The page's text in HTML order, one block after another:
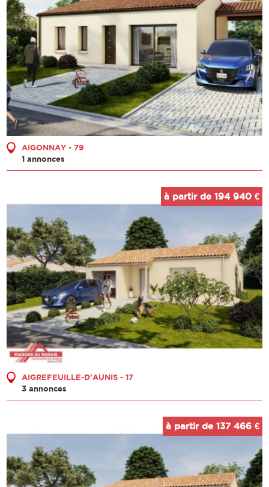
AIGONNAY - 79
1 annonces
AIGREFEUILLE-D'AUNIS - 17
3 annonces
à partir de 194 940 €
à partir de 137 466 €